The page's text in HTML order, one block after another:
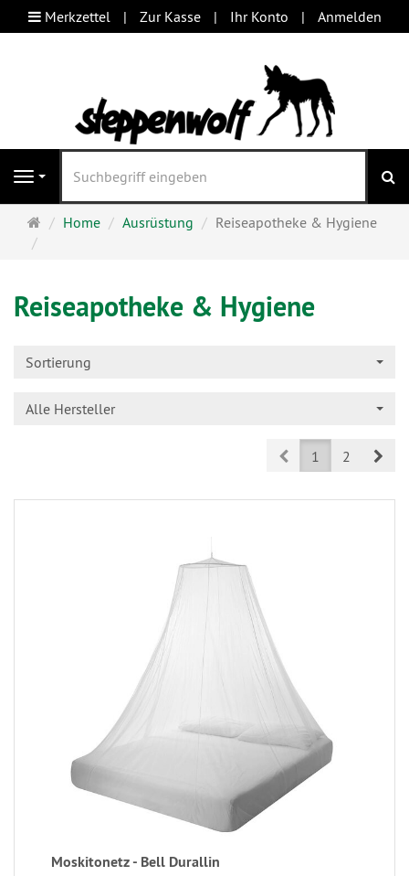
Merkzettel Zur Kasse Ihr Konto Anmelden
Navigation
Startseite
Home Ausrüstung Reiseapotheke & Hygiene
Reiseapotheke & Hygiene
Sortierung
Alle Hersteller
Prev1 2
Moskitonetz - Bell Durallin